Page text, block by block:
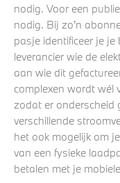
nodig. Voor een
nodig. Bij zo’n
pasje identificeer je
leverancier wie de
aan wie dit
complexen wordt wél
zodat er onderscheid
verschillende
het ook mogelijk om
van een fysieke
betalen met je